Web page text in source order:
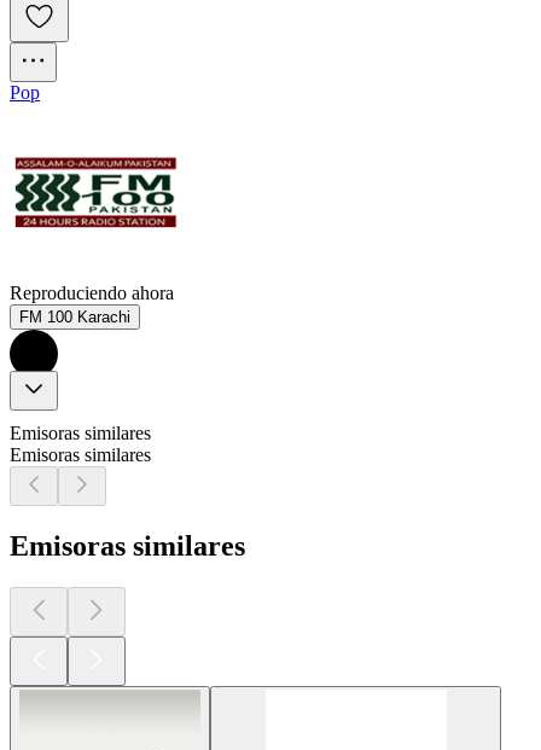
Pop
Reproduciendo ahora
FM 100 Karachi
Emisoras similares
Emisoras similares
Emisoras similares